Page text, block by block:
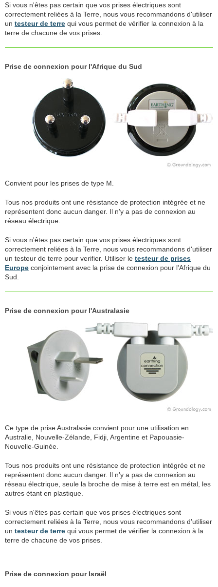
Si vous n'êtes pas certain que vos prises électriques sont
correctement reliées à la Terre, nous vous recommandons d'utiliser
un testeur de terre qui vous permet de vérifier la connexion à la
terre de chacune de vos prises.
Prise de connexion pour l'Afrique du Sud
Convient pour les prises de type M.
Tous nos produits ont une résistance de protection intégrée et ne
représentent donc aucun danger. Il n'y a pas de connexion au
réseau électrique.
Si vous n'êtes pas certain que vos prises électriques sont
correctement reliées à la Terre, nous vous recommandons d'utiliser
un testeur de terre pour verifier. Utiliser le testeur de prises
Europe conjointement avec la prise de connexion pour l'Afrique du
Sud.
Prise de connexion pour l'Australasie
Ce type de prise Australasie convient pour une utilisation en
Australie, Nouvelle-Zélande, Fidji, Argentine et Papouasie-
Nouvelle-Guinée.
Tous nos produits ont une résistance de protection intégrée et ne
représentent donc aucun danger. Il n'y a pas de connexion au
réseau électrique, seule la broche de mise à terre est en métal, les
autres étant en plastique.
Si vous n'êtes pas certain que vos prises électriques sont
correctement reliées à la Terre, nous vous recommandons d'utiliser
un testeur de terre qui vous permet de vérifier la connexion à la
terre de chacune de vos prises.
Prise de connexion pour Israël